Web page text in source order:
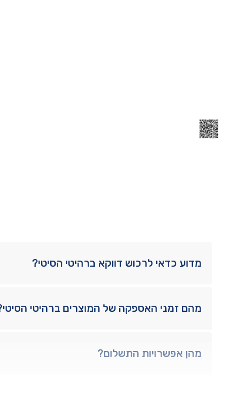
מדוע כדאי לרכוש דווקא ברהיטי הסיטי?
מהם זמני האספקה של המוצרים ברהיטי
מהן אפשרויות התשלום?